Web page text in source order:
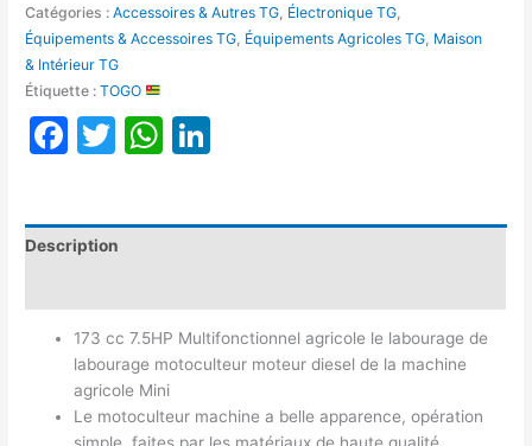
Catégories :Accessoires & Autres TG Électronique TG
Équipements & Accessoires TG Équipements Agricoles TG Maison
& Intérieur TG
Étiquette :TOGO
Facebook
TwitterWhatsApp
Description
173 cc 7.5HP Multifonctionnel agricole le labourage de
labourage motoculteur moteur diesel de la machine
agricole Mini
Le motoculteur machine a belle apparence, opération